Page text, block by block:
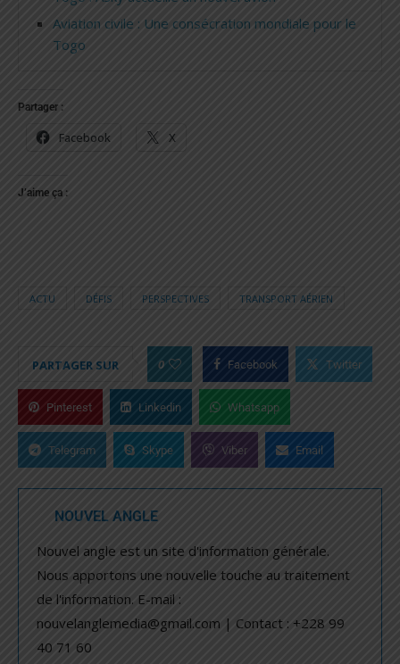
Aviation civile : Une consécration mondiale pour le
Togo
Partager :
Facebook X
J’aime ça :
ACTU DÉFIS PERSPECTIVES TRANSPORT AÉRIEN
PARTAGER SUR 0 Facebook Twitter
Pinterest Linkedin Whatsapp
Telegram Skype Viber Email
NOUVEL ANGLE
Nouvel angle est un site d'information générale.
Nous apportons une nouvelle touche au traitement
de l'information. E-mail :
nouvelanglemedia@gmail.com | Contact : +228 99
40 71 60